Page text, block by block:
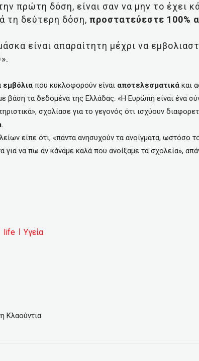
πρώτη δόση, είναι σαν να μην το έχει
τη δεύτερη δόση, προστατεύεστε 100%
είναι απαραίτητη μέχρι να
που κυκλοφορούν είναι αποτελεσματικά και
βάση τα δεδομένα της Ελλάδας. «Η Ευρώπη είναι ένα
σχολίασε για το γεγονός ότι ισχύουν
.
είπε ότι, «πάντα ανησυχούν τα ανοίγματα, ωστόσο
να πω αν κάναμε καλά που ανοίξαμε τα σχολεία»,
life Υγεία
Κλαούντια